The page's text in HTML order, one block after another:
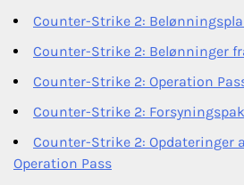
Counter-Strike 2:
Counter-Strike 2: Belønninger
Counter-Strike 2: Operation
Counter-Strike 2:
Counter-Strike 2: Opdateringer
Operation Pass